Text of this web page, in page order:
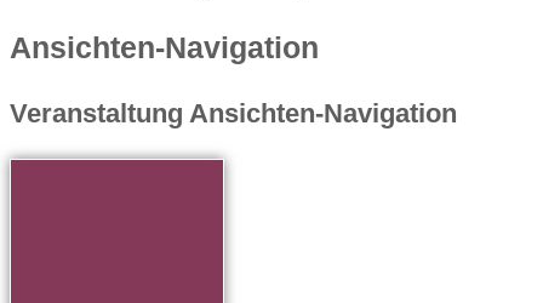
Ansichten-Navigation
Veranstaltung Ansichten-Navigation